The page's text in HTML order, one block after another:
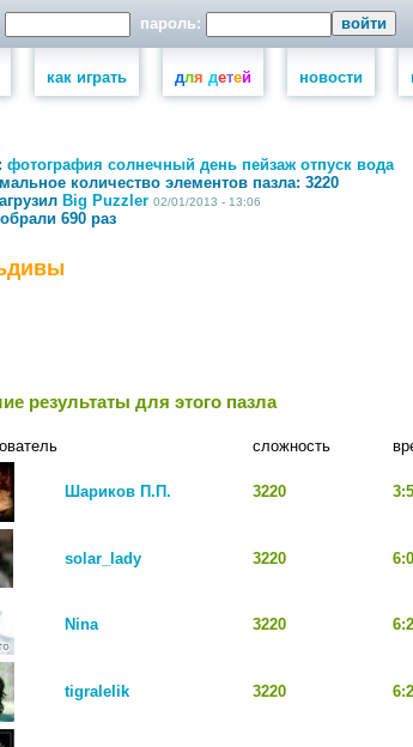
пароль:
как играть для детей новости
фотография солнечный день пейзаж отпуск вода
количество элементов пазла: 3220
Big Puzzler 02/01/2013 - 13:06
690 раз
результаты для этого пазла
сложность
Шариков П.П. 3220
solar_lady 3220
Nina 3220
tigralelik 3220